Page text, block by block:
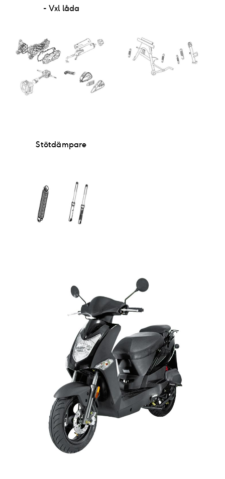
- Vxl låda
Stötdämpare